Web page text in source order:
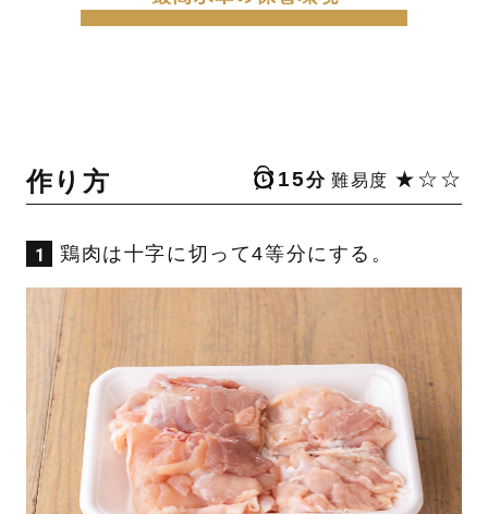
作り方 15分 難易度 ★☆☆
鶏肉は十字に切って4等分にする。